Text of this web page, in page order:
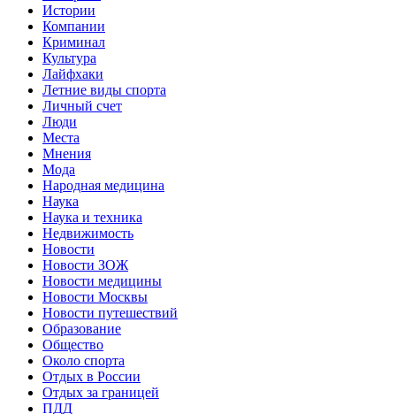
Истории
Компании
Криминал
Культура
Лайфхаки
Летние виды спорта
Личный счет
Люди
Места
Мнения
Мода
Народная медицина
Наука
Наука и техника
Недвижимость
Новости
Новости ЗОЖ
Новости медицины
Новости Москвы
Новости путешествий
Образование
Общество
Около спорта
Отдых в России
Отдых за границей
ПДД